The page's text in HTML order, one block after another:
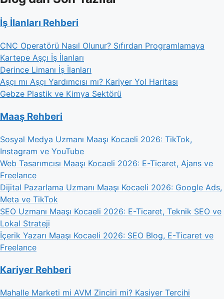
İş İlanları Rehberi
CNC Operatörü Nasıl Olunur? Sıfırdan Programlamaya
Kartepe Aşçı İş İlanları
Derince Limanı İş İlanları
Aşçı mı Aşçı Yardımcısı mı? Kariyer Yol Haritası
Gebze Plastik ve Kimya Sektörü
Maaş Rehberi
Sosyal Medya Uzmanı Maaşı Kocaeli 2026: TikTok,
Instagram ve YouTube
Web Tasarımcısı Maaşı Kocaeli 2026: E-Ticaret, Ajans ve
Freelance
Dijital Pazarlama Uzmanı Maaşı Kocaeli 2026: Google Ads,
Meta ve TikTok
SEO Uzmanı Maaşı Kocaeli 2026: E-Ticaret, Teknik SEO ve
Lokal Strateji
İçerik Yazarı Maaşı Kocaeli 2026: SEO Blog, E-Ticaret ve
Freelance
Kariyer Rehberi
Mahalle Marketi mi AVM Zinciri mi? Kasiyer Tercihi